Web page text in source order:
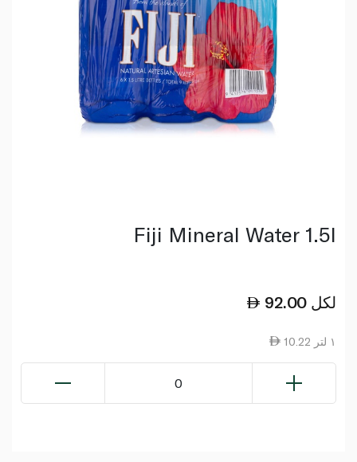
Fiji Mineral Water 1.5l
92.00 لكل
10.22 ١ لتر
0